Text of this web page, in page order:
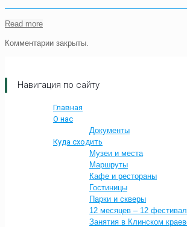
Read more
Комментарии закрыты.
Навигация по сайту
Главная
О нас
Документы
Куда сходить
Музеи и места
Маршруты
Кафе и рестораны
Гостиницы
Парки и скверы
12 месяцев – 12
Занятия в Клинском